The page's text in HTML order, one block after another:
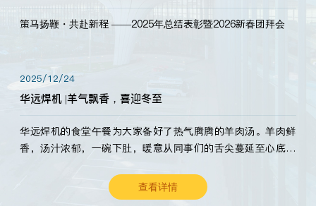
策马扬鞭・共赴新程 ——2025年总结表彰暨2026新春团拜会
2025/12/24
华远焊机 |羊气飘香，喜迎冬至
华远焊机的食堂午餐为大家备好了热气腾腾的羊肉汤。羊肉鲜
香，汤汁浓郁，一碗下肚，暖意从同事们的舌尖蔓延至心底。
查看详情